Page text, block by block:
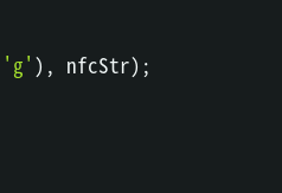
'g' ) , nfcStr) ;